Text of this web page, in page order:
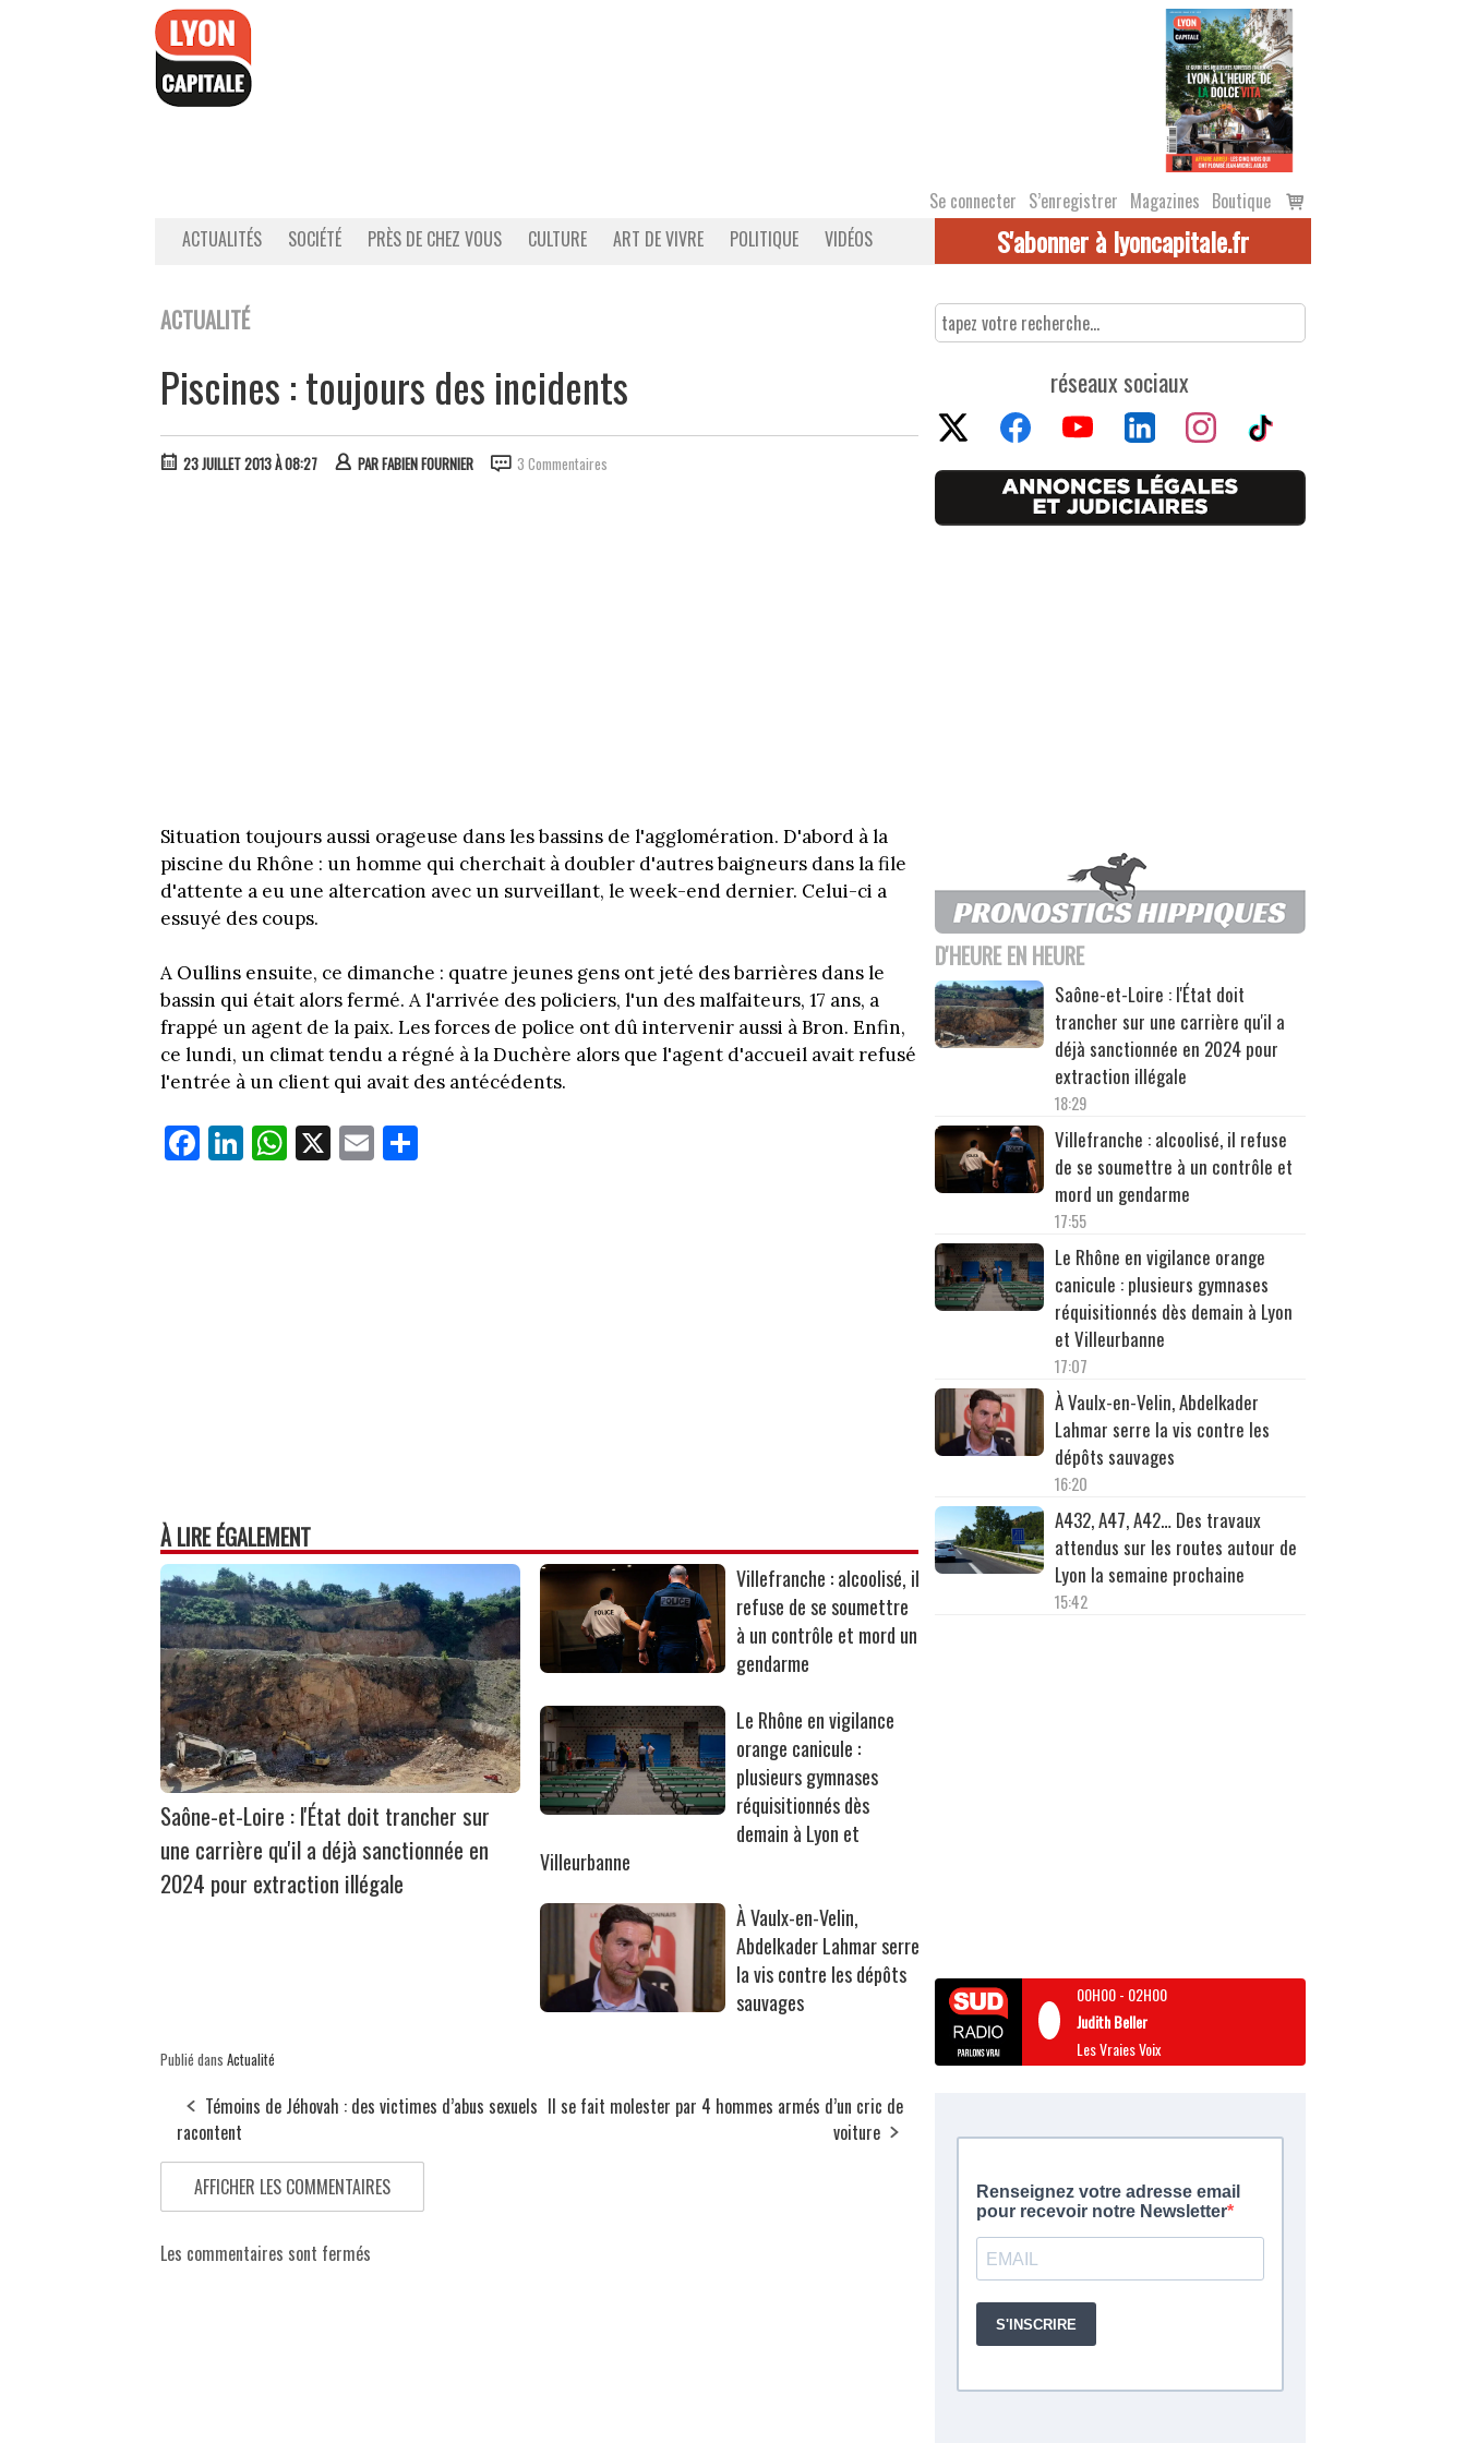
Se connecter S’enregistrer Magazines Boutique
Voir
le
ACTUALITÉS SOCIÉTÉ PRÈS DE CHEZ VOUS CULTURE ART DE VIVRE POLITIQUE VIDÉOS S'abonner à lyoncapitale.fr
ACTUALITÉ
Piscines : toujours des incidents
23 JUILLET 2013 À 08:27 PARFABIEN FOURNIER 3 Commentaires
Situation toujours aussi orageuse dans les bassins de l'agglomération. D'abord à la
piscine du Rhône : un homme qui cherchait à doubler d'autres baigneurs dans la file
d'attente a eu une altercation avec un surveillant, le week-end dernier. Celui-ci a
essuyé des coups.
A Oullins ensuite, ce dimanche : quatre jeunes gens ont jeté des barrières dans le
bassin qui était alors fermé. A l'arrivée des policiers, l'un des malfaiteurs, 17 ans, a
frappé un agent de la paix. Les forces de police ont dû intervenir aussi à Bron. Enfin,
ce lundi, un climat tendu a régné à la Duchère alors que l'agent d'accueil avait refusé
l'entrée à un client qui avait des antécédents.
Fa
ce
Li
nk
W
ha
X E
m
À LIRE ÉGALEMENT
Saône-et-Loire : l'État doit trancher sur
une carrière qu'il a déjà sanctionnée en
2024 pour extraction illégale
Villefranche : alcoolisé, il
refuse de se soumettre
à un contrôle et mord un
gendarme
Le Rhône en vigilance
orange canicule :
plusieurs gymnases
réquisitionnés dès
demain à Lyon et
Villeurbanne
À Vaulx-en-Velin,
Abdelkader Lahmar serre
la vis contre les dépôts
sauvages
Publié dans Actualité
Témoins de Jéhovah : des victimes d’abus sexuels
racontent
Il se fait molester par 4 hommes armés d’un cric de
voiture
AFFICHER LES COMMENTAIRES
Les commentaires sont fermés
réseaux sociaux
D'HEURE EN HEURE
Saône-et-Loire : l'État doit
trancher sur une carrière qu'il a
déjà sanctionnée en 2024 pour
extraction illégale
18:29
Villefranche : alcoolisé, il refuse
de se soumettre à un contrôle et
mord un gendarme
17:55
Le Rhône en vigilance orange
canicule : plusieurs gymnases
réquisitionnés dès demain à Lyon
et Villeurbanne
17:07
À Vaulx-en-Velin, Abdelkader
Lahmar serre la vis contre les
dépôts sauvages
16:20
A432, A47, A42… Des travaux
attendus sur les routes autour de
Lyon la semaine prochaine
15:42
00H00- 02H00
Judith Beller
Les Vraies Voix